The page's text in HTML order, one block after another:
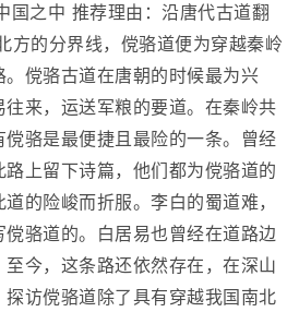
之中 推荐理由：沿唐代古道翻
方的分界线，傥骆道便为穿越秦岭
傥骆古道在唐朝的时候最为兴
来，运送军粮的要道。在秦岭共
骆是最便捷且最险的一条。曾经
上留下诗篇，他们都为傥骆道的
的险峻而折服。李白的蜀道难，
骆道的。白居易也曾经在道路边
今，这条路还依然存在，在深山
访傥骆道除了具有穿越我国南北